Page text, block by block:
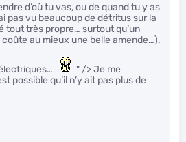
d’où tu vas, ou de quand tu y as
pas vu beaucoup de détritus sur la
tout très propre… surtout qu’un
au mieux une belle amende…).
" /> Je me
possible qu’il n’y ait pas plus de